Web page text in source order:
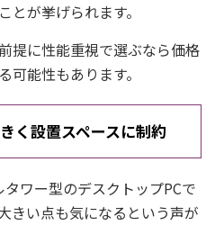
とが挙げられます。
提に性能重視で選ぶなら価格
可能性もあります。
く設置スペースに制約
ワー型のデスクトップPCで
きい点も気になるという声が